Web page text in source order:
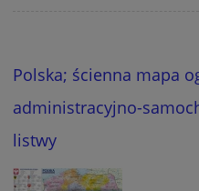
Polska; ścienna mapa
administracyjno-
listwy